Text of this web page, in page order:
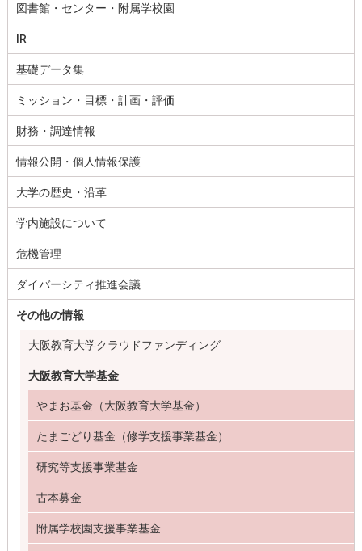
図書館・センター・附属学校園
IR
基礎データ集
ミッション・目標・計画・評価
財務・調達情報
情報公開・個人情報保護
大学の歴史・沿革
学内施設について
危機管理
ダイバーシティ推進会議
その他の情報
大阪教育大学クラウドファンディング
大阪教育大学基金
やまお基金（大阪教育大学基金）
たまごどり基金（修学支援事業基金）
研究等支援事業基金
古本募金
附属学校園支援事業基金